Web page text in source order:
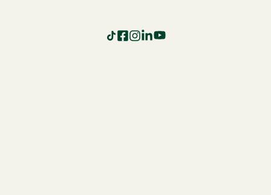
TikTok
Facebook
Instagram
LinkedIn
YouTube